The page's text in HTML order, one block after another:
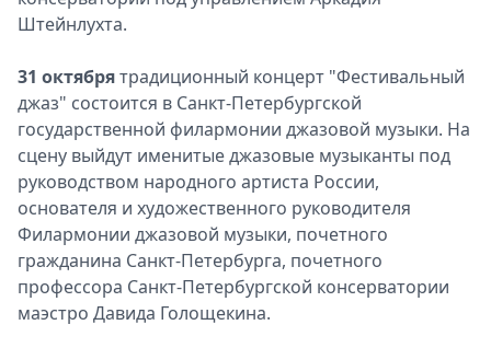
Штейнлухта.
31 октябрятрадиционный концерт "Фестивальный
джаз" состоится в Санкт-Петербургской
государственной филармонии джазовой музыки. На
сцену выйдут именитые джазовые музыканты под
руководством народного артиста России,
основателя и художественного руководителя
Филармонии джазовой музыки, почетного
гражданина Санкт-Петербурга, почетного
профессора Санкт-Петербургской консерватории
маэстро Давида Голощекина.